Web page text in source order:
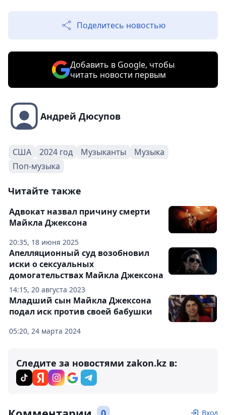
Поделитесь новостью
Добавить в Google, чтобы
читать новости первым
Андрей Дюсупов
США 2024 год Музыканты
Музыка
Поп-музыка
Читайте также
20:35, 18 июня 2025
Адвокат назвал причину смерти
Майкла Джексона
14:15, 20 августа 2023
Апелляционный суд возобновил
иски о сексуальных
домогательствах Майкла Джексона
05:20, 24 марта 2024
Младший сын Майкла Джексона
подал иск против своей бабушки
Следите за новостями zakon.kz в:
Вход